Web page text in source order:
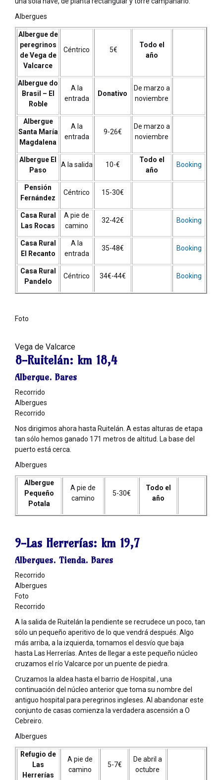
Albergues
Albergue de
peregrinos
de Vega de
Valcarce
Céntrico 5€
Todo el
año
Albergue do
Brasil – El
Roble
A la
entrada
Donativo
De marzo a
noviembre
Albergue
Santa María
Magdalena
A la
entrada
9-26€
De marzo a
noviembre
Albergue El
Paso
A la salida 10-€
Todo el
año
Booking
Pensión
Fernández
Céntrico 15-30€
Casa Rural
Las Rocas
A pie de
camino
32-42€ Booking
Casa Rural
El Recanto
A la
entrada
35-48€ Booking
Casa Rural
Pandelo
Céntrico 34€-44€ Booking
Foto
Vega de Valcarce
8-Ruitelán: km 18,4
Albergue. Bares
Recorrido
Albergues
Recorrido
Nos dirigimos ahora hasta Ruitelán. A estas alturas de etapa
tan sólo hemos ganado 171 metros de altitud. La base del
puerto está cerca.
Albergues
Albergue
Pequeño
Potala
A pie de
camino
5-30€
Todo el
año
9-Las Herrerías: km 19,7
Albergues. Tienda. Bares
Recorrido
Albergues
Foto
Recorrido
A la salida de Ruitelán la pendiente se recrudece un poco, tan
sólo un pequeño aperitivo de lo que vendrá después. Algo
más arriba, a la izquierda, tomamos el desvío que baja
hasta Las Herrerías. Antes de llegar a este pequeño núcleo
cruzamos el río Valcarce por un puente de piedra.
Cruzamos la aldea hasta el barrio de Hospital , una
continuación del núcleo anterior que toma su nombre del
antiguo hospital para peregrinos ingleses. Al abandonar este
conjunto de casas comienza la verdadera ascensión a O
Cebreiro.
Albergues
Refugio de
Las
Herrerías
A pie de
camino
5-7€
De abril a
octubre